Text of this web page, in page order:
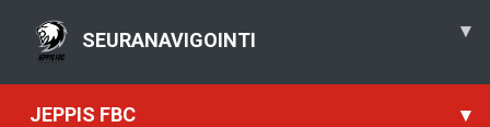
SEURANAVIGOINTI ▾
JEPPIS FBC ▾